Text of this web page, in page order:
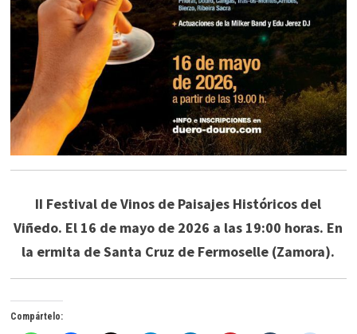
II Festival de Vinos de Paisajes Históricos del
Viñedo. El 16 de mayo de 2026 a las 19:00 horas. En
la ermita de Santa Cruz de Fermoselle (Zamora).
Compártelo: